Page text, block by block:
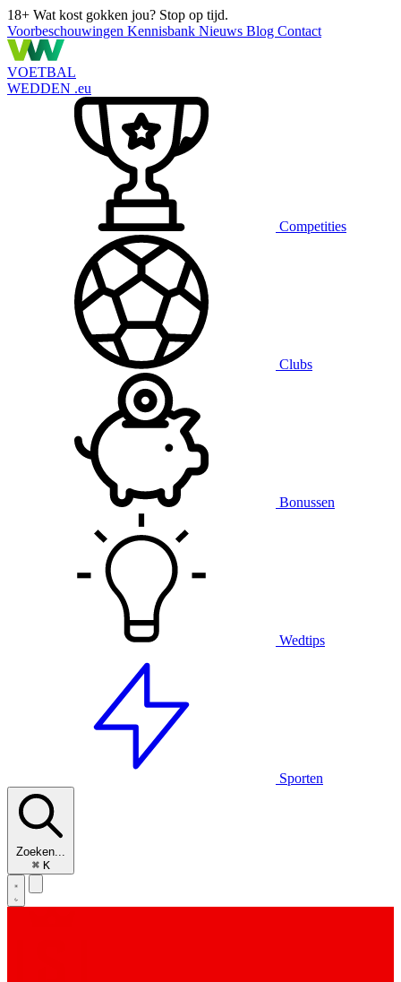
18+ Wat kost gokken jou? Stop op tijd.
Voorbeschouwingen Kennisbank Nieuws Blog Contact
VOETBAL
WEDDEN .eu
Competities
Clubs
Bonussen
Wedtips
Sporten
Zoeken...
⌘ K